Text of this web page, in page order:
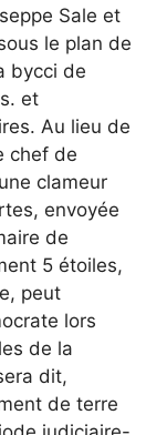
Sale et
le plan de
bycci de
et
Au lieu de
chef de
clameur
envoyée
de
5 étoiles,
peut
lors
de la
dit,
de terre